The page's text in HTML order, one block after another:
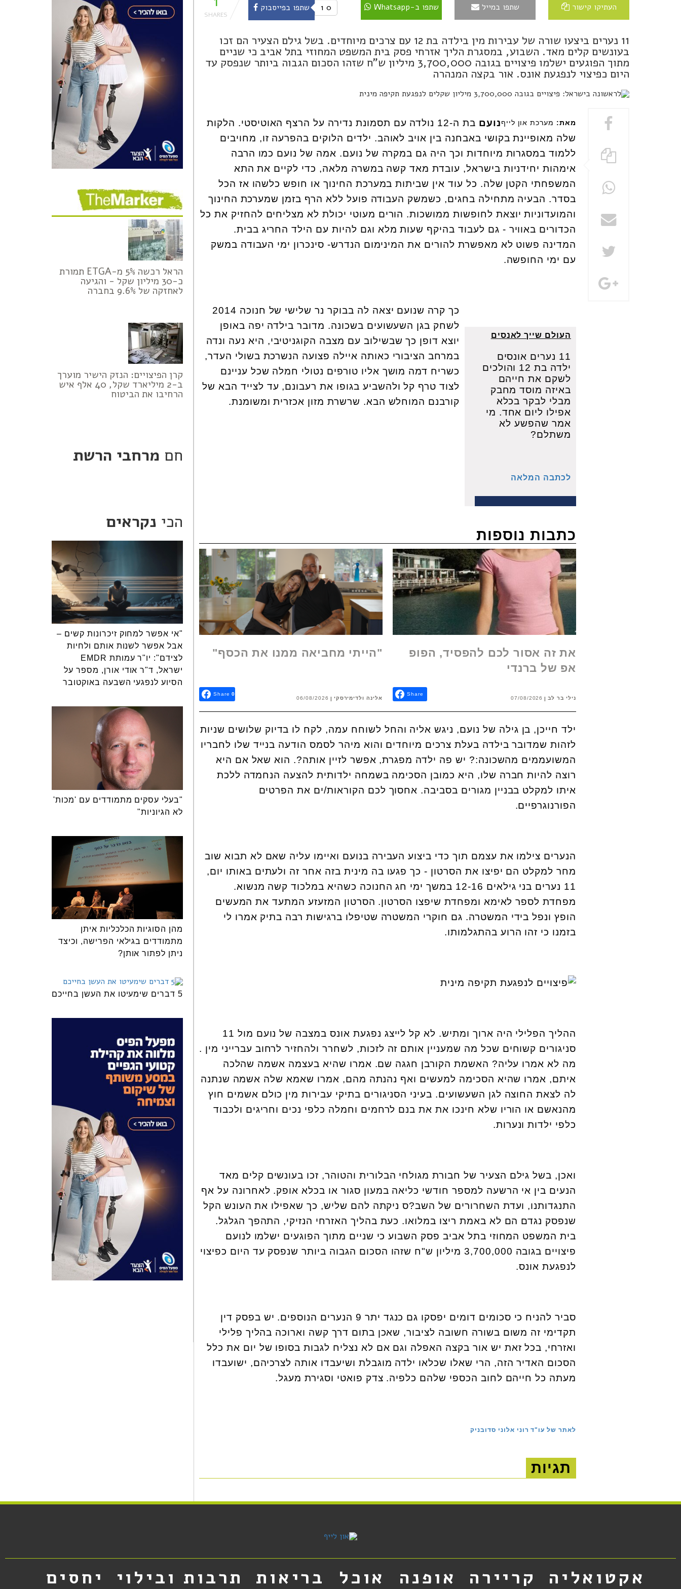
העתיקו קישור שתפו במייל שתפו ב-Whatsapp 0 שתפו בפייסבוק
11 נערים ביצעו שורה של עבירות מין בילדה בת 12 עם צרכים מיוחדים. בשל גילם הצעיר הם זכו
בעונשים קלים מאד. השבוע, במסגרת הליך אזרחי פסק בית המשפט המחוזי בתל אביב כי שניים
מתוך הפוגעים ישלמו פיצויים בגובה 3,700,000 מיליון ש"ח שזהו הסכום הגבוה ביותר שנפסק עד
היום כפיצוי לנפגעת אונס. אור בקצה המנהרה
מאת: מערכת און לייףנועם
בת ה-12 נולדה עם תסמונת נדירה על הרצף האוטיסטי. הלקות
שלה מאופיינת בקושי באבחנה בין אויב לאוהב. ילדים הלוקים בהפרעה זו, מחויבים
ללמוד במסגרות מיוחדות וכך היה גם במקרה של נועם. אמה של נועם כמו הרבה
אימהות יחידניות בישראל, עובדת מאד קשה במשרה מלאה, כדי לקיים את התא
המשפחתי הקטן שלה. כל עוד אין שביתות במערכת החינוך או חופש כלשהו אז הכל
בסדר. הבעיה מתחילה בחגים, כשמשק העבודה פועל ללא הרף בזמן שמערכת החינוך
והמועדוניות יוצאת לחופשות ממושכות. הורים מעוטי יכולת לא מצליחים להחזיק את כל
הכדורים באוויר - גם לעבוד בהיקף שעות מלא וגם להיות עם הילד החריג בבית.
המדינה פשוט לא מאפשרת להורים את המינימום הנדרש- סינכרון ימי העבודה במשק
עם ימי החופשה.
העולם שייך לאנסים
11 נערים אונסים
ילדה בת 12 והולכים
לשקם את חייהם
באיזה מוסד מחבק
מבלי לבקר בכלא
אפילו ליום אחד. מי
אמר שהפשע לא
משתלם?
לכתבה המלאה
כך קרה שנועם יצאה לה בבוקר נר שלישי של חנוכה 2014
לשחק בגן השעשועים בשכונה. מדובר בילדה יפה באופן
יוצא דופן כך שבשילוב עם מצבה הקוגניטיבי, היא נעה ונדה
במרחב הציבורי כאותה איילה פצועה הנשרכת בשולי העדר,
כשריח דמה מושך אליו טורפים נטולי חמלה שכל עניינם
לצוד טרף קל ולהשביע בגופו את רעבונם, עד לצייד הבא של
קורבנם המוחלש הבא. שרשרת מזון אכזרית ומשומנת.
כתבות נוספות
את זה אסור לכם להפסיד, הפופ
אפ של ברנדי
נילי בר לב 07/08/2026
Share
"הייתי מחביאה ממנו את הכסף"
אלינה ולדימירסקי 06/08/2026
Share 0
ילד חייכן, בן גילה של נועם, ניגש אליה והחל לשוחח עמה, לקח לו בדיוק שלושים שניות
לזהות שמדובר בילדה בעלת צרכים מיוחדים והוא מיהר לסמס הודעה בנייד שלו לחבריו
המשועממים מהשכונה:? יש פה ילדה מפגרת, אפשר לזיין אותה?. הוא שאל אם היא
רוצה להיות חברה שלו, היא כמובן הסכימה בשמחה ילדותית להצעה הנחמדה ללכת
איתו למקלט בבניין מגורים בסביבה. אחסוך לכם הקוראות/ים את הפרטים
הפורנוגרפיים.
הנערים צילמו את עצמם תוך כדי ביצוע העבירה בנועם ואיימו עליה שאם לא תבוא שוב
מחר למקלט הם יפיצו את הסרטון - כך פגעו בה מינית בזה אחר זה ולעתים באותו יום,
11 נערים בני גילאים 12-16 במשך ימי חג החנוכה כשהיא במלכוד קשה מנשוא.
מפחדת לספר לאימא ומפחדת שיפצו הסרטון. הסרטון המזעזע המתעד את המעשים
הופץ ונפל בידי המשטרה. גם חוקרי המשטרה שטיפלו ברגישות רבה בתיק אמרו לי
בזמנו כי זהו הרוע בהתגלמותו.
ההליך הפלילי היה ארוך ומתיש. לא קל לייצג נפגעת אונס במצבה של נועם מול 11
סניגורים קשוחים שכל מה שמעניין אותם זה לזכות, לשחרר ולהחזיר לרחוב עברייני מין .
מה לא אמרו עליה? האשמת הקורבן חגגה שם. אמרו שהיא בעצמה אשמה שהלכה
איתם, אמרו שהיא הסכימה למעשים ואף נהנתה מהם, אמרו שאמא שלה אשמה שנתנה
לה לצאת החוצה לגן השעשועים. בעיני הסניגורים בתיקי עבירות מין כולם אשמים חוץ
מהנאשם או הוריו שלא חינכו את את בנם לרחמים וחמלה כלפי נכים וחריגים ולכבוד
כלפי ילדות ונערות.
ואכן, בשל גילם הצעיר של חבורת מגולחי הבלורית והטוהר, זכו בעונשים קלים מאד
הנעים בין אי הרשעה למספר חודשי כליאה במעון סגור או בכלא אופק. לאחרונה על אף
התנגדותנו, ועדת השחרורים של השב?ס ניקתה להם שליש, כך שאפילו את העונש הקל
שנפסק נגדם הם לא באמת ריצו במלואו. כעת בהליך האזרחי הנזיקי, התהפך הגלגל.
בית המשפט המחוזי בתל אביב פסק השבוע כי שניים מתוך הפוגעים ישלמו לנועם
פיצויים בגובה 3,700,000 מיליון ש"ח שזהו הסכום הגבוה ביותר שנפסק עד היום כפיצוי
לנפגעת אונס.
סביר להניח כי סכומים דומים יפסקו גם כנגד יתר 9 הנערים הנוספים. יש בפסק דין
תקדימי זה משום בשורה חשובה לציבור, שאכן בתום דרך קשה וארוכה בהליך פלילי
ואזרחי, בכל זאת יש אור בקצה האפלה וגם אם לא נצליח לגבות בסופו של יום את כלל
הסכום האדיר הזה, הרי שאלו שכלאו ילדה מוגבלת ושיעבדו אותה לצרכיהם, ישועבדו
מעתה כל חייהם לחוב הכספי שלהם כלפיה. צדק פואטי וסגירת מעגל.
לאתר של עו"ד רוני אלוני סדובניק
תגיות
הראל רכשה 5% מ-ETGA תמורת
כ-30 מיליון שקל - והגיעה
לאחזקה של 9.6% בחברה
קרן הפיצויים: הנזק הישיר מוערך
ב-2 מיליארד שקל, 40 אלף איש
הרחיבו את הביטוח
חם מרחבי הרשת
הכי נקראים
"אי אפשר למחוק זיכרונות קשים –
אבל אפשר לשנות אותם ולחיות
לצידם": יו"ר עמותת EMDR
ישראל, ד"ר אודי אורן, מספר על
הסיוע לנפגעי השבעה באוקטובר
"בעלי עסקים מתמודדים עם 'מכות'
לא הגיוניות"
מהן הסוגיות הכלכליות איתן
מתמודדים בגילאי הפרישה, וכיצד
ניתן לפתור אותן?
5 דברים שימעיטו את העשן בחייכם
אקטואליה קריירה אופנה אוכל בריאות תרבות ובילוי יחסים